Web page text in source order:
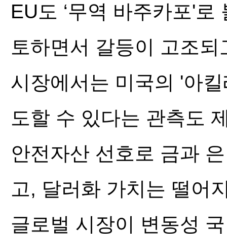
EU도 ‘무역 바주카포'
토하면서 갈등이 고조되
시장에서는 미국의 '아
도할 수 있다는 관측도
안전자산 선호로 금과
고, 달러화 가치는 떨어
글로벌 시장이 변동성